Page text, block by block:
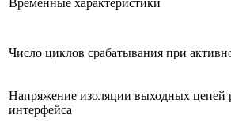
Число циклов срабатывания при
Напряжение изоляции выходных цепей
интерфейса